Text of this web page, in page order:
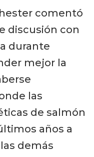
comentó
discusión con
durante
mejor la
las
de salmón
años a
demás